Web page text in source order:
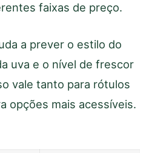
faixas de preço.
a prever o estilo do
uva e o nível de frescor
vale tanto para rótulos
opções mais acessíveis.